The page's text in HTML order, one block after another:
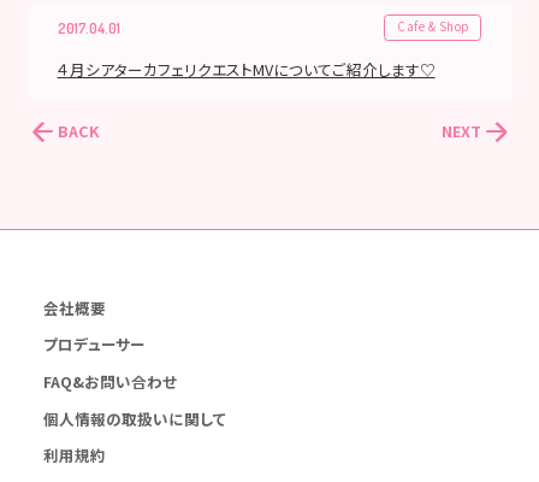
2017.04.01 Cafe & Shop
４月シアターカフェリクエストMVについてご紹介します♡
BACK NEXT
会社概要
プロデューサー
FAQ&お問い合わせ
個人情報の取扱いに関して
利用規約